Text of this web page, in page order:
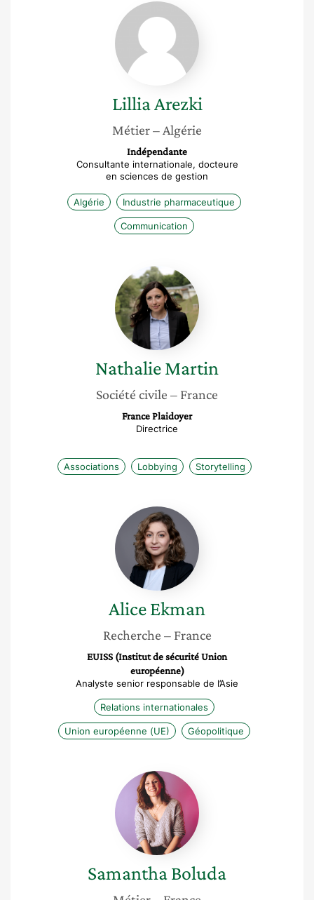
Lillia
Arezki
LilliaArezki
Métier– Algérie
Indépendante
Consultante internationale, docteure
en sciences de gestion
Algérie Industrie pharmaceutique
Communication
Nathalie
Martin
NathalieMartin
Société civile – France
France Plaidoyer
Directrice
Associations Lobbying Storytelling
Alice
Ekman
AliceEkman
Recherche – France
EUISS (Institut de sécurité Union
européenne)
Analyste senior responsable de l’Asie
Relations internationales
Union européenne (UE) Géopolitique
Samantha
Boluda
SamanthaBoluda